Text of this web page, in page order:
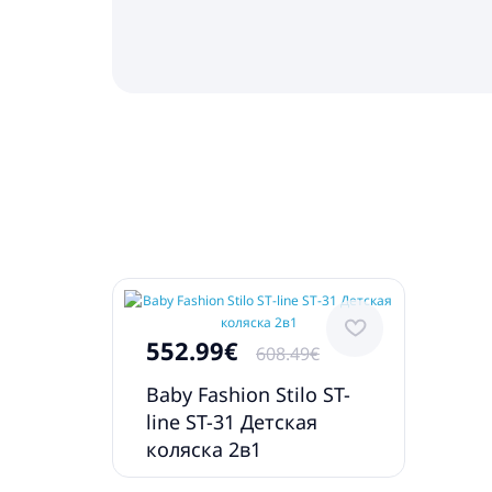
552.99€ 608.49€
Baby Fashion Stilo ST-
line ST-31 Детская
коляска 2в1